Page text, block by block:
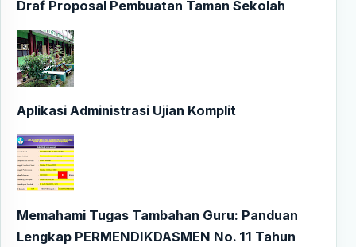
Draf Proposal Pembuatan Taman Sekolah
Aplikasi Administrasi Ujian Komplit
Memahami Tugas Tambahan Guru: Panduan
Lengkap PERMENDIKDASMEN No. 11 Tahun